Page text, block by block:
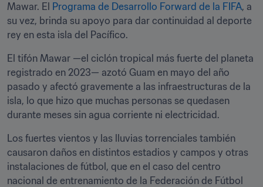
Mawar. El Programa de Desarrollo Forward de la FIFA, a
su vez, brinda su apoyo para dar continuidad al deporte
rey en esta isla del Pacífico.
El tifón Mawar —el ciclón tropical más fuerte del planeta
registrado en 2023— azotó Guam en mayo del año
pasado y afectó gravemente a las infraestructuras de la
isla, lo que hizo que muchas personas se quedasen
durante meses sin agua corriente ni electricidad.
Los fuertes vientos y las lluvias torrenciales también
causaron daños en distintos estadios y campos y otras
instalaciones de fútbol, que en el caso del centro
nacional de entrenamiento de la Federación de Fútbol